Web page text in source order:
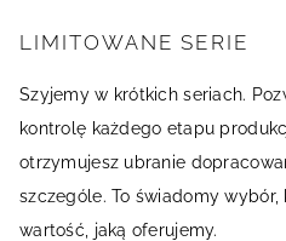
LIMITOWANE SERIE
Szyjemy w krótkich seriach.
kontrolę każdego etapu
otrzymujesz ubranie
szczególe. To świadomy
wartość, jaką oferujemy.